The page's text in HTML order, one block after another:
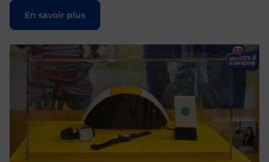
En savoir plus
Le lien s'ouvre dans un nouvel onglet